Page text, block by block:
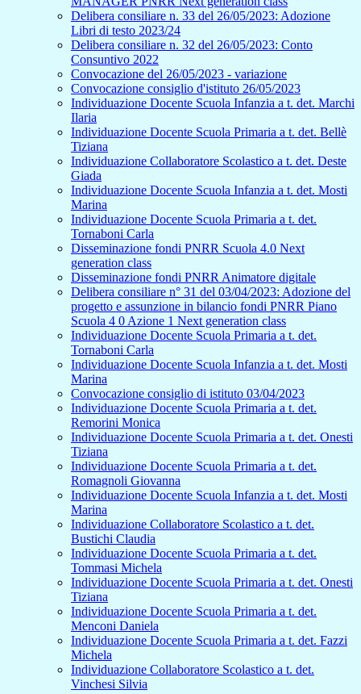
Delibera consiliare n. 33 del 26/05/2023: Adozione
Libri di testo 2023/24
Delibera consiliare n. 32 del 26/05/2023: Conto
Consuntivo 2022
Convocazione del 26/05/2023 - variazione
Convocazione consiglio d'istituto 26/05/2023
Individuazione Docente Scuola Infanzia a t. det. Marchi
Ilaria
Individuazione Docente Scuola Primaria a t. det. Bellè
Tiziana
Individuazione Collaboratore Scolastico a t. det. Deste
Giada
Individuazione Docente Scuola Infanzia a t. det. Mosti
Marina
Individuazione Docente Scuola Primaria a t. det.
Tornaboni Carla
Disseminazione fondi PNRR Scuola 4.0 Next
generation class
Disseminazione fondi PNRR Animatore digitale
Delibera consiliare n° 31 del 03/04/2023: Adozione del
progetto e assunzione in bilancio fondi PNRR Piano
Scuola 4 0 Azione 1 Next generation class
Individuazione Docente Scuola Primaria a t. det.
Tornaboni Carla
Individuazione Docente Scuola Infanzia a t. det. Mosti
Marina
Convocazione consiglio di istituto 03/04/2023
Individuazione Docente Scuola Primaria a t. det.
Remorini Monica
Individuazione Docente Scuola Primaria a t. det. Onesti
Tiziana
Individuazione Docente Scuola Primaria a t. det.
Romagnoli Giovanna
Individuazione Docente Scuola Infanzia a t. det. Mosti
Marina
Individuazione Collaboratore Scolastico a t. det.
Bustichi Claudia
Individuazione Docente Scuola Primaria a t. det.
Tommasi Michela
Individuazione Docente Scuola Primaria a t. det. Onesti
Tiziana
Individuazione Docente Scuola Primaria a t. det.
Menconi Daniela
Individuazione Docente Scuola Primaria a t. det. Fazzi
Michela
Individuazione Collaboratore Scolastico a t. det.
Vinchesi Silvia